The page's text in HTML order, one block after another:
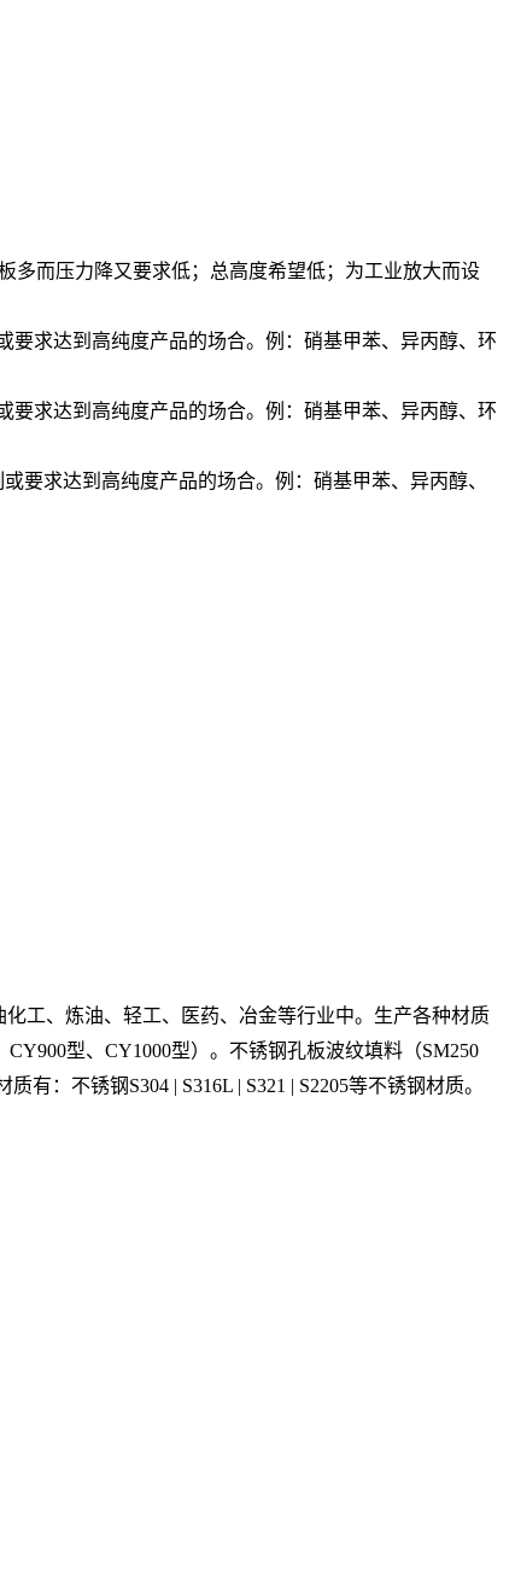
而压力降又要求低；总高度希望低；为工业放大而设
要求达到高纯度产品的场合。例：硝基甲苯、异丙醇、环
要求达到高纯度产品的场合。例：硝基甲苯、异丙醇、环
要求达到高纯度产品的场合。例：硝基甲苯、异丙醇、
工、炼油、轻工、医药、冶金等行业中。生产各种材质
型、CY1000型）。不锈钢孔板波纹填料（SM250
：不锈钢S304 | S316L | S321 | S2205等不锈钢材质。